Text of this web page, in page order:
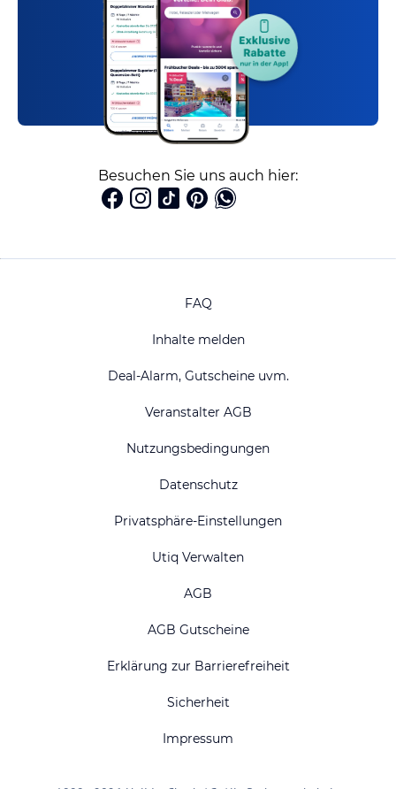
Besuchen Sie uns auch hier:
FAQ
Inhalte melden
Deal-Alarm, Gutscheine uvm.
Veranstalter AGB
Nutzungsbedingungen
Datenschutz
Privatsphäre-Einstellungen
Utiq Verwalten
AGB
AGB Gutscheine
Erklärung zur Barrierefreiheit
Sicherheit
Impressum